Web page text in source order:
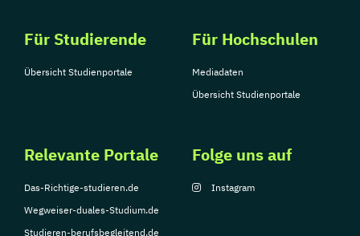
Für Studierende
Übersicht Studienportale
Für Hochschulen
Mediadaten
Übersicht Studienportale
Relevante Portale
Das-Richtige-studieren.de
Wegweiser-duales-Studium.de
Studieren-berufsbegleitend.de
Folge uns auf
Instagram